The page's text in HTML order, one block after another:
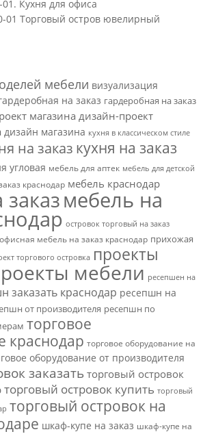
Кухня для офиса
01 Торговый остров ювелирный
мебели визуализация
на заказ гардеробная на заказ
магазина дизайн-проект
дизайн магазина кухня в классическом стиле
на заказ кухня на заказ
угловая мебель для аптек мебель для детской
краснодар мебель краснодар
мебель на
островок торговый на заказ
офисная мебель на заказ краснодар прихожая
торгового островка проекты
мебели ресепшен на
заказать краснодар ресепшн на
от производителя ресепшн по
торговое
краснодар торговое оборудование на
оборудование от производителя
заказать торговый островок
торговый островок купить торговый
торговый островок на
шкаф-купе на заказ шкаф-купе на